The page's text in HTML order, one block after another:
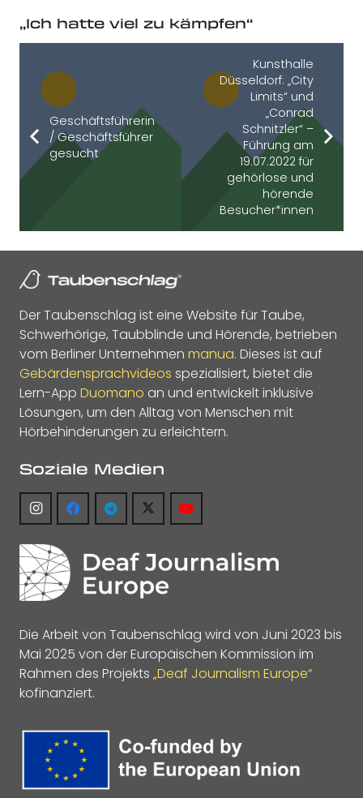
„Ich hatte viel zu kämpfen“
Geschäftsführerin
/ Geschäftsführer
gesucht
Kunsthalle
Düsseldorf: „City
Limits“ und
„Conrad
Schnitzler“ –
Führung am
19.07.2022 für
gehörlose und
hörende
Besucher*innen
Der Taubenschlag ist eine Website für Taube,
Schwerhörige, Taubblinde und Hörende, betrieben
vom Berliner Unternehmen manua. Dieses ist auf
Gebärdensprachvideos spezialisiert, bietet die
Lern-App Duomano an und entwickelt inklusive
Lösungen, um den Alltag von Menschen mit
Hörbehinderungen zu erleichtern.
Soziale Medien
Die Arbeit von Taubenschlag wird von Juni 2023 bis
Mai 2025 von der Europäischen Kommission im
Rahmen des Projekts „Deaf Journalism Europe“
kofinanziert.